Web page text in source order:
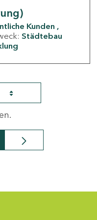
Kunden
Städtebau